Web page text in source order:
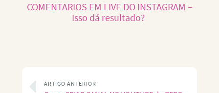
COMENTARIOS EM LIVE DO INSTAGRAM –
Isso dá resultado?
ARTIGO ANTERIOR